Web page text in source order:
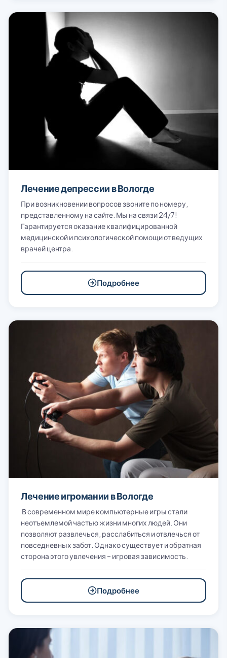
Лечение депрессии в Вологде
При возникновении вопросов звоните по номеру,
представленному на сайте. Мы на связи 24/7!
Гарантируется оказание квалифицированной
медицинской и психологической помощи от ведущих
врачей центра.
Подробнее
Лечение игромании в Вологде
В современном мире компьютерные игры стали
неотъемлемой частью жизни многих людей. Они
позволяют развлечься, расслабиться и отвлечься от
повседневных забот. Однако существует и обратная
сторона этого увлечения – игровая зависимость.
Подробнее